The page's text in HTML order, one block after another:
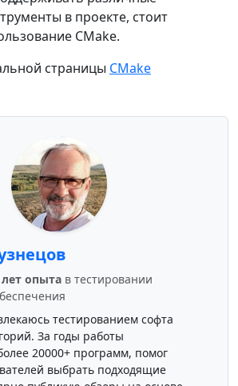
в проекте, стоит
CMake.
страницы CMake
лет опыта в тестировании
тестированием софта
За годы работы
20000+ программ, помог
выбрать подходящие